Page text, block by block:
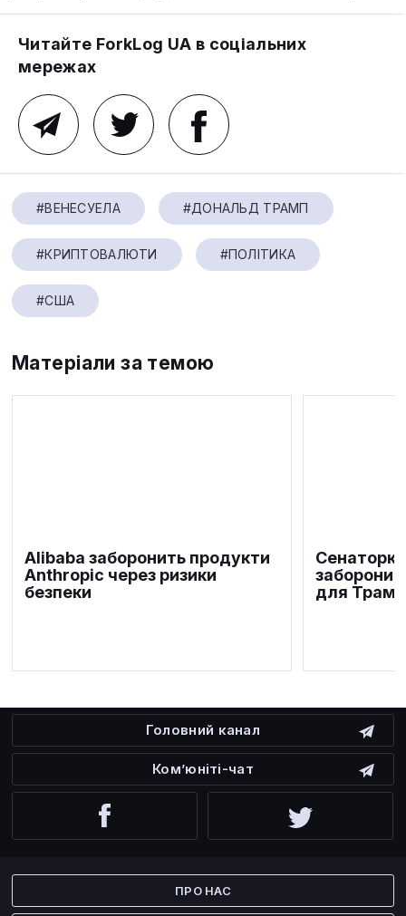
Читайте ForkLog UA в соціальних
мережах
#ВЕНЕСУЕЛА #ДОНАЛЬД ТРАМП
#КРИПТОВАЛЮТИ #ПОЛІТИКА
#США
Матеріали за темою
Alibaba заборонить продукти
Anthropic через ризики
безпеки
для
Головний канал
Ком’юніті-чат
ПРО НАС